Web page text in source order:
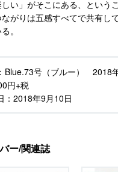
い」がそこにある、という
がりは五感すべてで共有し
。
Blue.73号（ブルー） 2018
円+税
2018年9月10日
ー/関連誌